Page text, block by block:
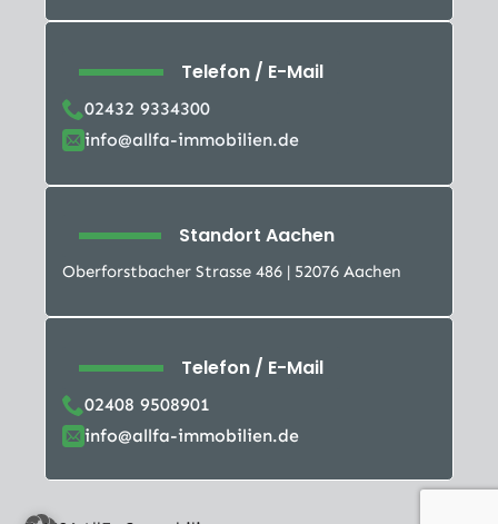
Telefon / E-Mail
02432 9334300
info@allfa-immobilien.de
Standort Aachen
Oberforstbacher Strasse 486 | 52076 Aachen
Telefon / E-Mail
02408 9508901
info@allfa-immobilien.de